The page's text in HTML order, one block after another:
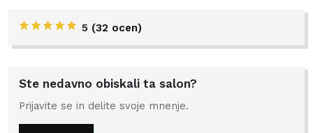
5 (32 ocen)
Ste nedavno obiskali ta salon?
Prijavite se in delite svoje mnenje.